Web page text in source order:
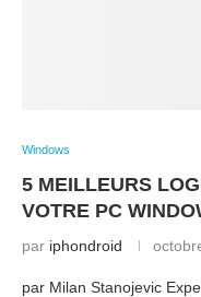
Windows
5 MEILLEURS
VOTRE PC
par iphondroid
par Milan Stanojevic